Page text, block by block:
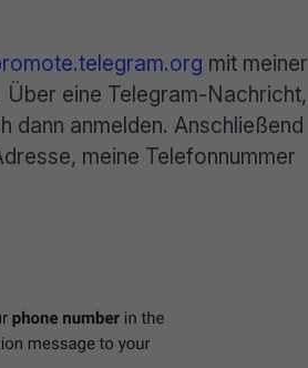
mit meiner
eine Telegram-Nachricht,
dann anmelden. Anschließend
meine Telefonnummer